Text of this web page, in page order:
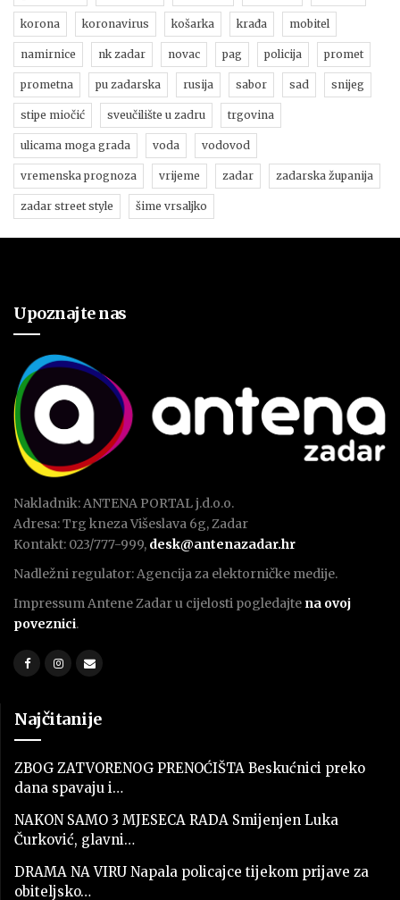
korona koronavirus košarka krađa mobitel
namirnice nk zadar novac pag policija promet
prometna pu zadarska rusija sabor sad snijeg
stipe miočić sveučilište u zadru trgovina
ulicama moga grada voda vodovod
vremenska prognoza vrijeme zadar zadarska županija
zadar street style šime vrsaljko
Upoznajte nas
Nakladnik: ANTENA PORTAL j.d.o.o.
Adresa: Trg kneza Višeslava 6g, Zadar
Kontakt: 023/777-999, desk@antenazadar.hr
Nadležni regulator: Agencija za elektorničke medije.
Impressum Antene Zadar u cijelosti pogledajte na ovoj
poveznici.
Najčitanije
ZBOG ZATVORENOG PRENOĆIŠTA Beskućnici preko
dana spavaju i…
NAKON SAMO 3 MJESECA RADA Smijenjen Luka
Čurković, glavni…
DRAMA NA VIRU Napala policajce tijekom prijave za
obiteljsko…